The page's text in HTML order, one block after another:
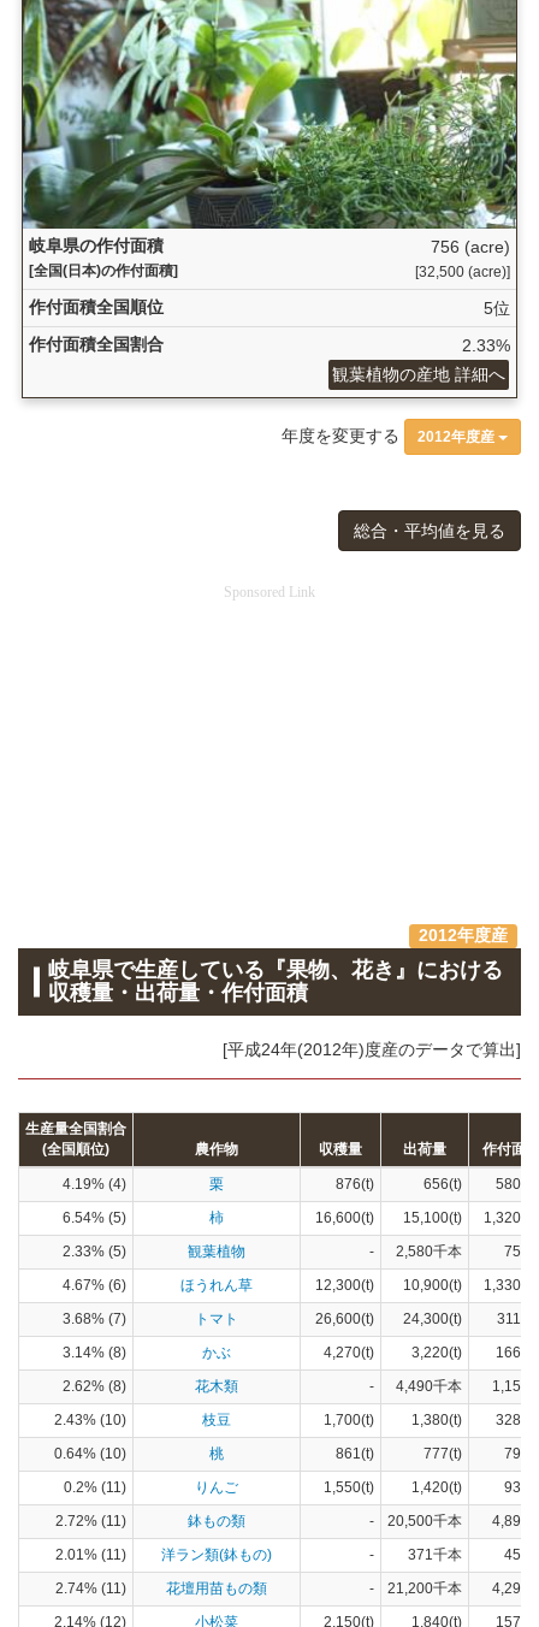
岐阜県の作付面積
[全国(日本)の作付面積]
756 (acre)
[32,500 (acre)]
作付面積全国順位
5位
作付面積全国割合
2.33%
観葉植物の産地 詳細へ
年度を変更する 2012年度産
総合・平均値を見る
Sponsored Link
2012年度産
岐阜県で生産している『果物、花き』における
収穫量・出荷量・作付面積
[平成24年(2012年)度産のデータで算出]
生産量全国割合
(全国順位)
農作物 収穫量 出荷量 作付面積
4.19% (4) 栗 876(t) 656(t)
6.54% (5)
柿 16,600(t) 15,100(t)
2.33% (5)
観葉植物 - 2,580千本
4.67% (6)
ほうれん草 12,300(t) 10,900(t)
3.68% (7)
トマト 26,600(t) 24,300(t)
3.14% (8)
かぶ 4,270(t) 3,220(t)
2.62% (8)
花木類 - 4,490千本
2.43% (10)
枝豆 1,700(t) 1,380(t)
0.64% (10)
桃 861(t) 777(t)
0.2% (11)
りんご 1,550(t) 1,420(t)
2.72% (11)
鉢もの類 - 20,500千本
2.01% (11)
洋ラン類(鉢もの) - 371千本
2.74% (11)
花壇用苗もの類 - 21,200千本
2.14% (12)
小松菜 2,150(t) 1,840(t)